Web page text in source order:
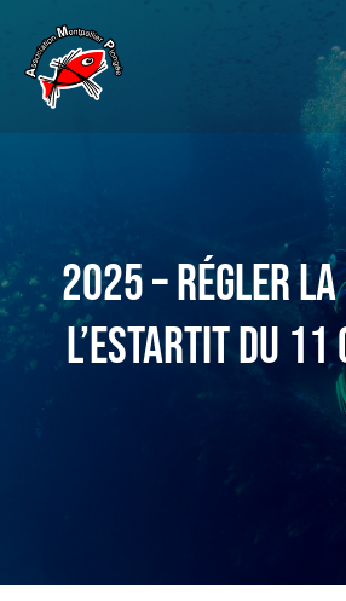
2025 – Régler
l’Estartit du